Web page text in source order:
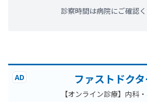
診察時間は病院にご確認
AD ファストドク
【オンライン診療】内科